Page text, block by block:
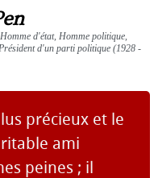
d'état, Homme politique,
d'un parti politique (1928 -
précieux et le
ami
peines ; il